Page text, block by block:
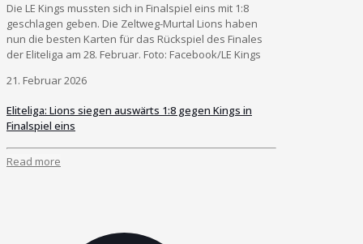
Die LE Kings mussten sich in Finalspiel eins mit 1:8
geschlagen geben. Die Zeltweg-Murtal Lions haben
nun die besten Karten für das Rückspiel des Finales
der Eliteliga am 28. Februar. Foto: Facebook/LE Kings
21. Februar 2026
Eliteliga: Lions siegen auswärts 1:8 gegen Kings in
Finalspiel eins
Read more